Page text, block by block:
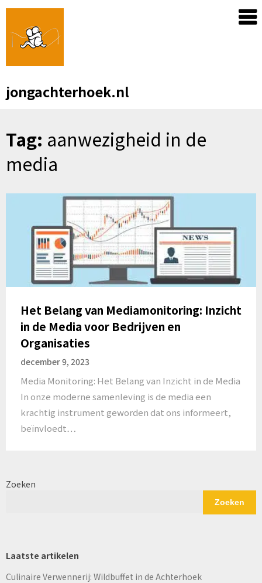
Skip
content
jongachterhoek.nl
Tag: aanwezigheid in de
media
Het Belang van Mediamonitoring: Inzicht
in de Media voor Bedrijven en
Organisaties
december 9, 2023
Media Monitoring: Het Belang van Inzicht in de Media
In onze moderne samenleving is de media een
krachtig instrument geworden dat ons informeert,
beïnvloedt…
Zoeken
Zoeken
Laatste artikelen
Culinaire Verwennerij: Wildbuffet in de Achterhoek